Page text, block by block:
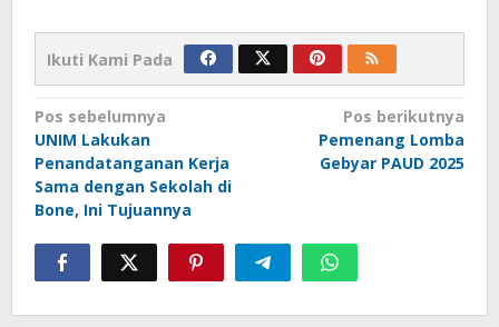
Ikuti Kami Pada
Navigasi
pos
Pos sebelumnya
UNIM Lakukan
Penandatanganan Kerja
Sama dengan Sekolah di
Bone, Ini Tujuannya
Pos berikutnya
Pemenang Lomba
Gebyar PAUD 2025